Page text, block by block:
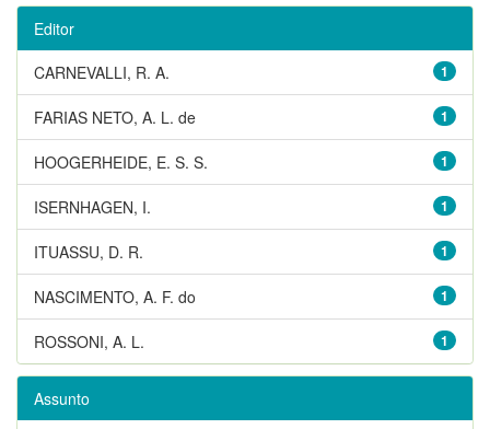
Editor
1
CARNEVALLI, R. A.
1
FARIAS NETO, A. L. de
1
HOOGERHEIDE, E. S. S.
1
ISERNHAGEN, I.
1
ITUASSU, D. R.
1
NASCIMENTO, A. F. do
1
ROSSONI, A. L.
Assunto